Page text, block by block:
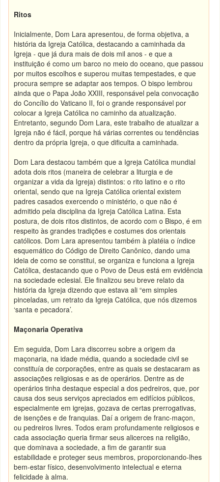
Ritos
Inicialmente, Dom Lara apresentou, de forma objetiva, a
história da Igreja Católica, destacando a caminhada da
Igreja - que já dura mais de dois mil anos - e que a
instituição é como um barco no meio do oceano, que passou
por muitos escolhos e superou muitas tempestades, e que
procura sempre se adaptar aos tempos. O bispo lembrou
ainda que o Papa João XXIII, responsável pela convocação
do Concílio do Vaticano II, foi o grande responsável por
colocar a Igreja Católica no caminho da atualização.
Entretanto, segundo Dom Lara, este trabalho de atualizar a
Igreja não é fácil, porque há várias correntes ou tendências
dentro da própria Igreja, o que dificulta a caminhada.
Dom Lara destacou também que a Igreja Católica mundial
adota dois ritos (maneira de celebrar a liturgia e de
organizar a vida da Igreja) distintos: o rito latino e o rito
oriental, sendo que na Igreja Católica oriental existem
padres casados exercendo o ministério, o que não é
admitido pela disciplina da Igreja Católica Latina. Esta
postura, de dois ritos distintos, de acordo com o Bispo, é em
respeito às grandes tradições e costumes dos orientais
católicos. Dom Lara apresentou também à platéia o índice
esquemático do Código de Direito Canônico, dando uma
ideia de como se constitui, se organiza e funciona a Igreja
Católica, destacando que o Povo de Deus está em evidência
na sociedade eclesial. Ele finalizou seu breve relato da
história da Igreja dizendo que estava ali “em simples
pinceladas, um retrato da Igreja Católica, que nós dizemos
‘santa e pecadora’.
Maçonaria Operativa
Em seguida, Dom Lara discorreu sobre a origem da
maçonaria, na idade média, quando a sociedade civil se
constituía de corporações, entre as quais se destacaram as
associações religiosas e as de operários. Dentre as de
operários tinha destaque especial a dos pedreiros, que, por
causa dos seus serviços apreciados em edifícios públicos,
especialmente em igrejas, gozava de certas prerrogativas,
de isenções e de franquias. Daí a origem de franc-maçon,
ou pedreiros livres. Todos eram profundamente religiosos e
cada associação queria firmar seus alicerces na religião,
que dominava a sociedade, a fim de garantir sua
estabilidade e proteger seus membros, proporcionando-lhes
bem-estar físico, desenvolvimento intelectual e eterna
felicidade à alma.